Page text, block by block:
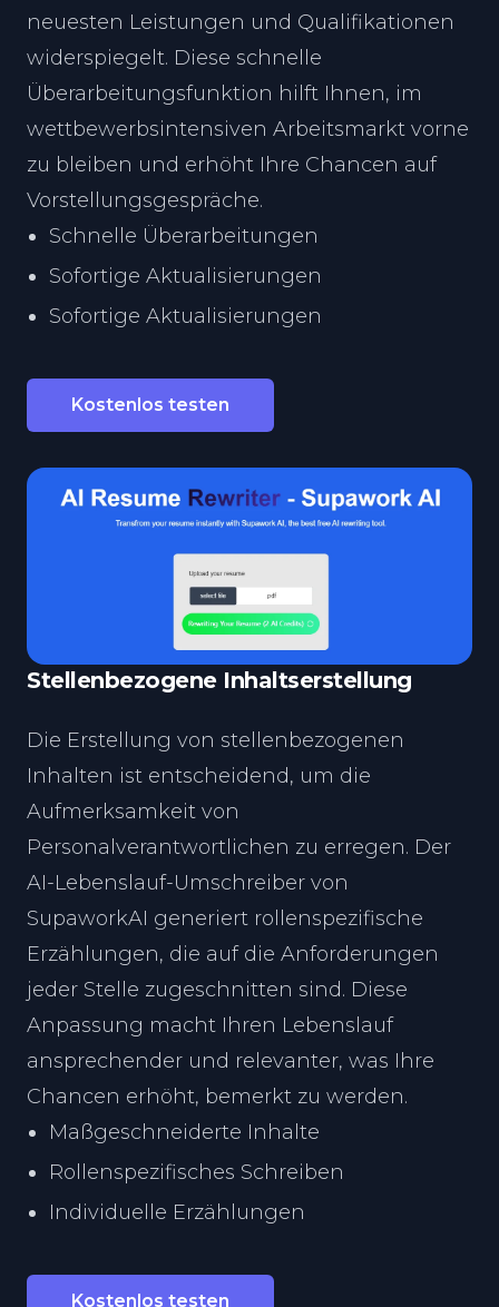
neuesten Leistungen und Qualifikationen
widerspiegelt. Diese schnelle
Überarbeitungsfunktion hilft Ihnen, im
wettbewerbsintensiven Arbeitsmarkt vorne
zu bleiben und erhöht Ihre Chancen auf
Vorstellungsgespräche.
Schnelle Überarbeitungen
Sofortige Aktualisierungen
Sofortige Aktualisierungen
Kostenlos testen
Stellenbezogene Inhaltserstellung
Die Erstellung von stellenbezogenen
Inhalten ist entscheidend, um die
Aufmerksamkeit von
Personalverantwortlichen zu erregen. Der
AI-Lebenslauf-Umschreiber von
SupaworkAI generiert rollenspezifische
Erzählungen, die auf die Anforderungen
jeder Stelle zugeschnitten sind. Diese
Anpassung macht Ihren Lebenslauf
ansprechender und relevanter, was Ihre
Chancen erhöht, bemerkt zu werden.
Maßgeschneiderte Inhalte
Rollenspezifisches Schreiben
Individuelle Erzählungen
Kostenlos testen